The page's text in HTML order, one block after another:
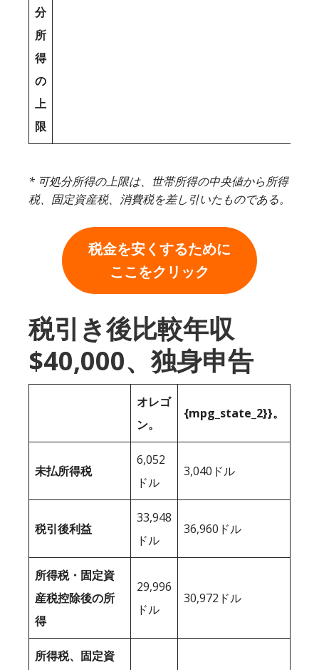
分
所
得
の
上
限
* 可処分所得の上限は、世帯所得の中央値から所得
税、固定資産税、消費税を差し引いたものである。
税金を安くするために
ここをクリック
税引き後比較年収
$40,000、独身申告
オレゴ
ン。
{mpg_state_2}}。
未払所得税
6,052
ドル
3,040ドル
税引後利益
33,948
ドル
36,960ドル
所得税・固定資
産税控除後の所
得
29,996
ドル
30,972ドル
所得税、固定資